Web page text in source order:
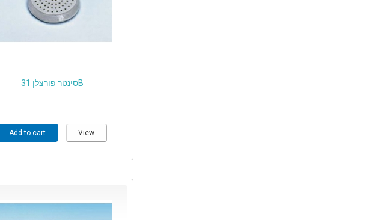
סינטר פורצלן 31B
Add to cart View